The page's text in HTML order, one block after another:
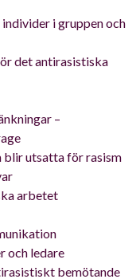
i gruppen och
det antirasistiska
–
blir utsatta för rasism
arbetet
och ledare
bemötande